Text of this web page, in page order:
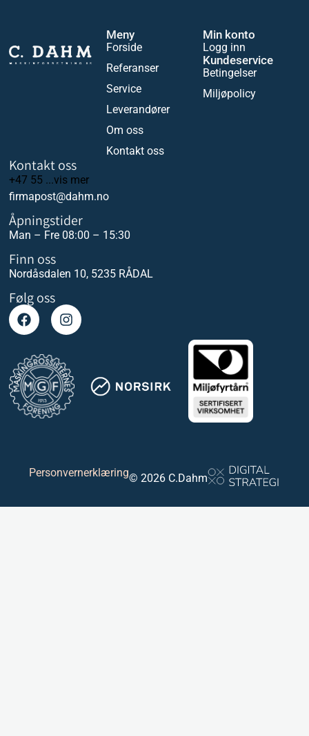
Meny
Forside
Referanser
Service
Leverandører
Om oss
Kontakt oss
Min konto
Logg inn
Kundeservice
Betingelser
Miljøpolicy
Kontakt oss
+47 55 ...vis mer
firmapost@dahm.no
Åpningstider
Man – Fre 08:00 – 15:30
Finn oss
Nordåsdalen 10, 5235 RÅDAL
Følg oss
Personvernerklæring© 2026 C.Dahm